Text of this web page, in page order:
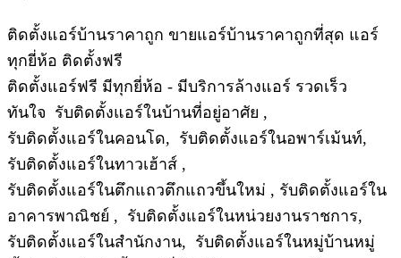
ติดตั้งแอร์บ้านราคาถูก ขายแอร์บ้านราคาถูกที่สุด แอร์
ทุกยี่ห้อ ติดตั้งฟรี
ติดตั้งแอร์ฟรี มีทุกยี่ห้อ - มีบริการล้างแอร์ รวดเร็ว
ทันใจ รับติดตั้งแอร์ในบ้านที่อยู่อาศัย ,
รับติดตั้งแอร์ในคอนโด, รับติดตั้งแอร์ในอพาร์เม้นท์,
รับติดตั้งแอร์ในทาวเฮ้าส์ ,
รับติดตั้งแอร์ในตึกแถวตึกแถวขึ้นใหม่ , รับติดตั้งแอร์ใน
อาคารพาณิชย์ , รับติดตั้งแอร์ในหน่วยงานราชการ,
รับติดตั้งแอร์ในสำนักงาน, รับติดตั้งแอร์ในหมู่บ้านหมู่